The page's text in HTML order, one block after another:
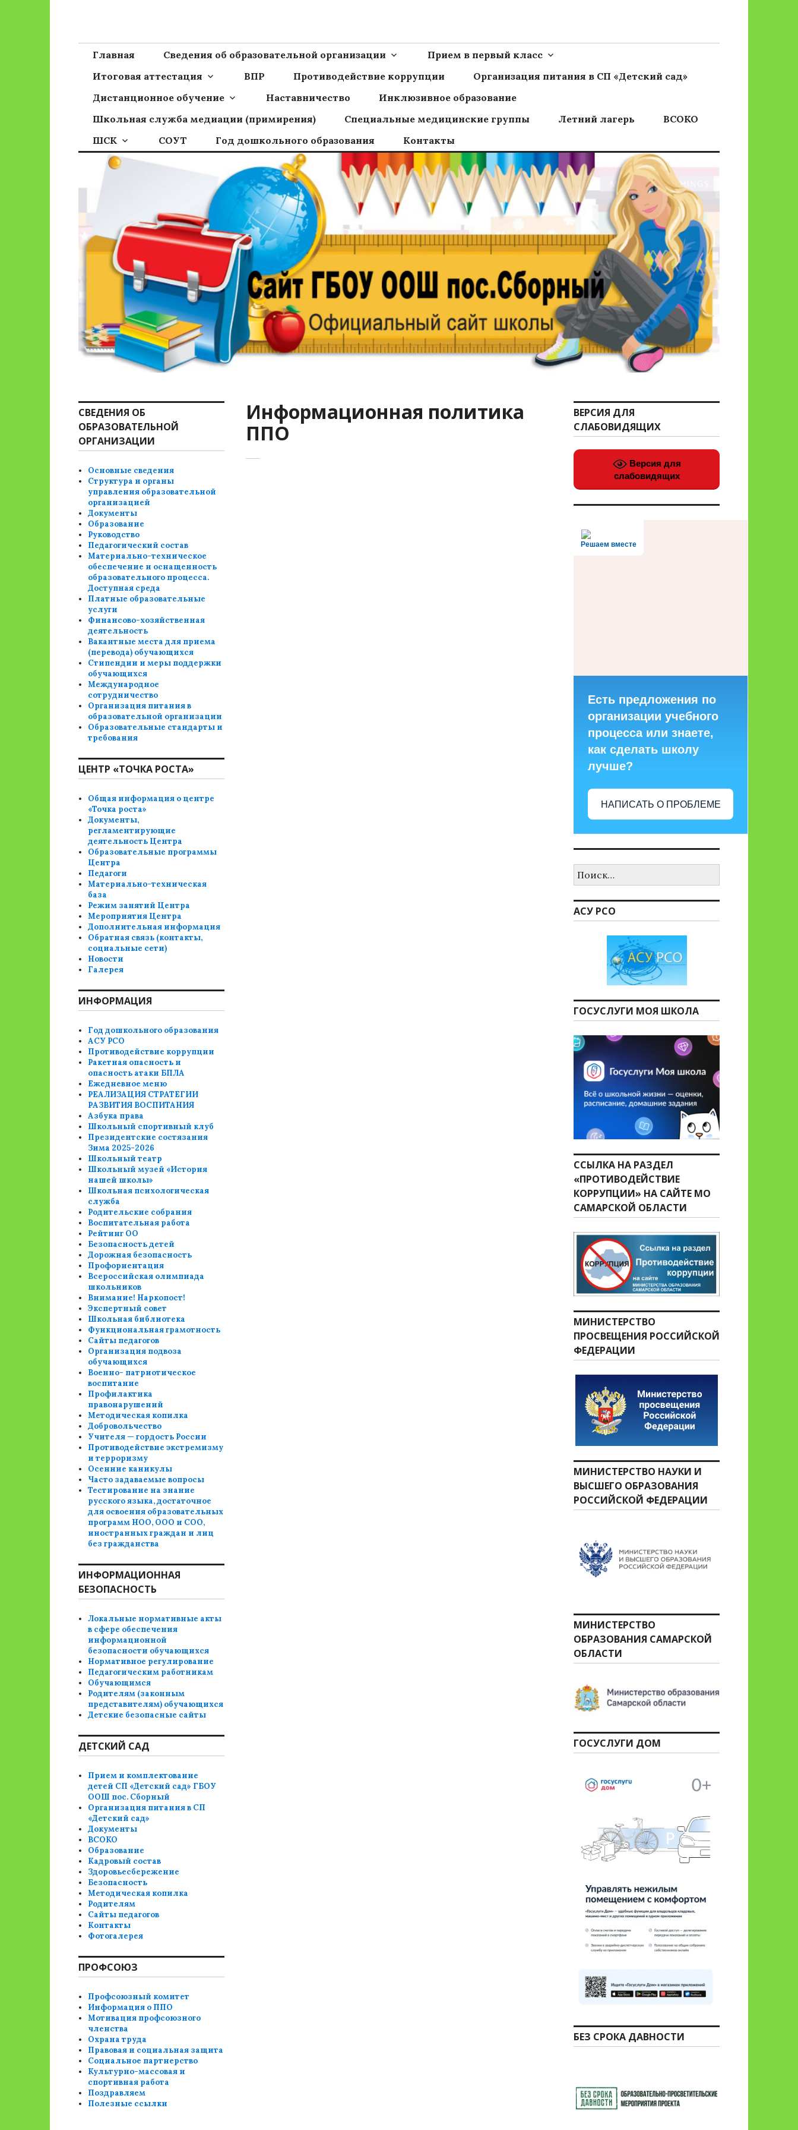
Сайт ГБОУ ООШ пос.Сборный
Главная Сведения об образовательной организации
Прием в первый класс
Итоговая аттестация
ВПР Противодействие коррупции
Организация питания в СП «Детский сад»
Дистанционное обучение
Наставничество
Инклюзивное образование
Школьная служба медиации (примирения)
Специальные медицинские группы Летний лагерь
ВСОКО
ШСК
СОУТ Год дошкольного образования Контакты
Информационная политика
ППО
СВЕДЕНИЯ ОБ
ОБРАЗОВАТЕЛЬНОЙ
ОРГАНИЗАЦИИ
Основные сведения
Структура и органы
управления образовательной
организацией
Документы
Образование
Руководство
Педагогический состав
Материально-техническое
обеспечение и оснащенность
образовательного процесса.
Доступная среда
Платные образовательные
услуги
Финансово-хозяйственная
деятельность
Вакантные места для приема
(перевода) обучающихся
Стипендии и меры поддержки
обучающихся
Международное
сотрудничество
Организация питания в
образовательной организации
Образовательные стандарты и
требования
ЦЕНТР «ТОЧКА РОСТА»
Общая информация о центре
«Точка роста»
Документы,
регламентирующие
деятельность Центра
Образовательные программы
Центра
Педагоги
Материально-техническая
база
Режим занятий Центра
Мероприятия Центра
Дополнительная информация
Обратная связь (контакты,
социальные сети)
Новости
Галерея
ИНФОРМАЦИЯ
Год дошкольного образования
АСУ РСО
Противодействие коррупции
Ракетная опасность и
опасность атаки БПЛА
Ежедневное меню
РЕАЛИЗАЦИЯ СТРАТЕГИИ
РАЗВИТИЯ ВОСПИТАНИЯ
Азбука права
Школьный спортивный клуб
Президентские состязания
Зима 2025-2026
Школьный театр
Школьный музей «История
нашей школы»
Школьная психологическая
служба
Родительские собрания
Воспитательная работа
Рейтинг ОО
Безопасность детей
Дорожная безопасность
Профориентация
Всероссийская олимпиада
школьников
Внимание! Наркопост!
Экспертный совет
Школьная библиотека
Функциональная грамотность
Сайты педагогов
Организация подвоза
обучающихся
Военно- патриотическое
воспитание
Профилактика
правонарушений
Методическая копилка
Добровольчество
Учителя — гордость России
Противодействие экстремизму
и терроризму
Осенние каникулы
Часто задаваемые вопросы
Тестирование на знание
русского языка, достаточное
для освоения образовательных
программ НОО, ООО и СОО,
иностранных граждан и лиц
без гражданства
ИНФОРМАЦИОННАЯ
БЕЗОПАСНОСТЬ
Локальные нормативные акты
в сфере обеспечения
информационной
безопасности обучающихся
Нормативное регулирование
Педагогическим работникам
Обучающимся
Родителям (законным
представителям) обучающихся
Детские безопасные сайты
ДЕТСКИЙ САД
Прием и комплектование
детей СП «Детский сад» ГБОУ
ООШ пос. Сборный
Организация питания в СП
«Детский сад»
Документы
ВСОКО
Образование
Кадровый состав
Здоровьесбережение
Безопасность
Методическая копилка
Родителям
Сайты педагогов
Контакты
Фотогалерея
ПРОФСОЮЗ
Профсоюзный комитет
Информация о ППО
Мотивация профсоюзного
членства
Охрана труда
Правовая и социальная защита
Социальное партнерство
Культурно-массовая и
спортивная работа
Поздравляем
Полезные ссылки
ВЕРСИЯ ДЛЯ
СЛАБОВИДЯЩИХ
Версия для
слабовидящих
Решаем вместе
Есть предложения по
организации учебного
процесса или знаете,
как сделать школу
лучше?
НАПИСАТЬ О ПРОБЛЕМЕ
АСУ РСО
ГОСУСЛУГИ МОЯ ШКОЛА
ССЫЛКА НА РАЗДЕЛ
«ПРОТИВОДЕЙСТВИЕ
КОРРУПЦИИ» НА САЙТЕ МО
САМАРСКОЙ ОБЛАСТИ
МИНИСТЕРСТВО
ПРОСВЕЩЕНИЯ РОССИЙСКОЙ
ФЕДЕРАЦИИ
МИНИСТЕРСТВО НАУКИ И
ВЫСШЕГО ОБРАЗОВАНИЯ
РОССИЙСКОЙ ФЕДЕРАЦИИ
МИНИСТЕРСТВО
ОБРАЗОВАНИЯ САМАРСКОЙ
ОБЛАСТИ
ГОСУСЛУГИ ДОМ
БЕЗ СРОКА ДАВНОСТИ